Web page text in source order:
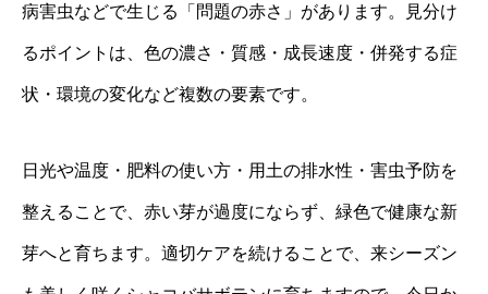
病害虫などで生じる「問題の赤さ」があります。見分け
るポイントは、色の濃さ・質感・成長速度・併発する症
状・環境の変化など複数の要素です。
日光や温度・肥料の使い方・用土の排水性・害虫予防を
整えることで、赤い芽が過度にならず、緑色で健康な新
芽へと育ちます。適切ケアを続けることで、来シーズン